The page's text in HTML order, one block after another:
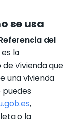
se usa
del
es la
Vivienda que
una vivienda
puedes
,
o la